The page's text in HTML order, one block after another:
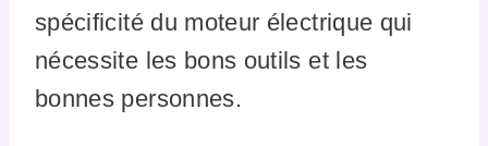
spécificité du moteur électrique qui
nécessite les bons outils et les
bonnes personnes.